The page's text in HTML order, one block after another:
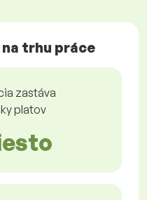
trhu práce
zastáva
platov